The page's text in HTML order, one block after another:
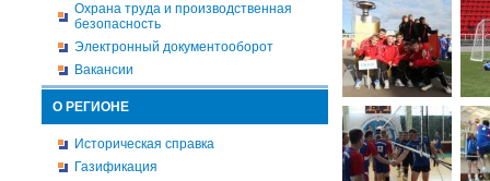
Охрана труда и производственная
безопасность
Электронный документооборот
Вакансии
О РЕГИОНЕ
Историческая справка
Газификация